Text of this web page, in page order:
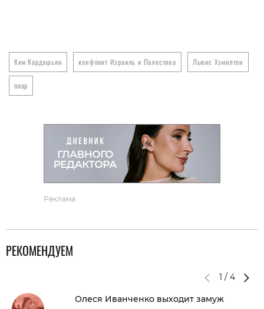
Ким Кардашьян конфликт Израиль и Палестина Льюис Хэмилтон
пиар
Реклама
РЕКОМЕНДУЕМ
1 / 4
Олеся Иванченко выходит замуж